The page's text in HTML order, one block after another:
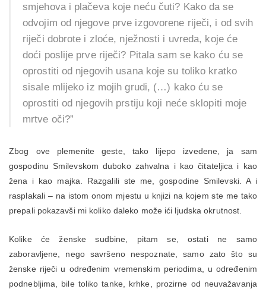
smjehova i plačeva koje neću čuti? Kako da se
odvojim od njegove prve izgovorene riječi, i od svih
riječi dobrote i zloće, nježnosti i uvreda, koje će
doći poslije prve riječi? Pitala sam se kako ću se
oprostiti od njegovih usana koje su toliko kratko
sisale mlijeko iz mojih grudi, (…) kako ću se
oprostiti od njegovih prstiju koji neće sklopiti moje
mrtve oči?”
Zbog ove plemenite geste, tako lijepo izvedene, ja sam
gospodinu Smilevskom duboko zahvalna i kao čitateljica i kao
žena i kao majka. Razgalili ste me, gospodine Smilevski. A i
rasplakali – na istom onom mjestu u knjizi na kojem ste me tako
prepali pokazavši mi koliko daleko može ići ljudska okrutnost.
Kolike će ženske sudbine, pitam se, ostati ne samo
zaboravljene, nego savršeno nespoznate, samo zato što su
ženske riječi u određenim vremenskim periodima, u određenim
podnebljima, bile toliko tanke, krhke, prozirne od neuvažavanja